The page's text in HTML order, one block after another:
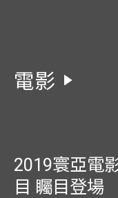
電影
2019寰亞電
目 矚目登場